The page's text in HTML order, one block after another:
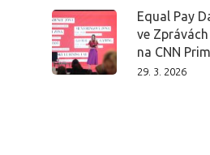
Equal Pay
ve
na CNN
29. 3. 2026